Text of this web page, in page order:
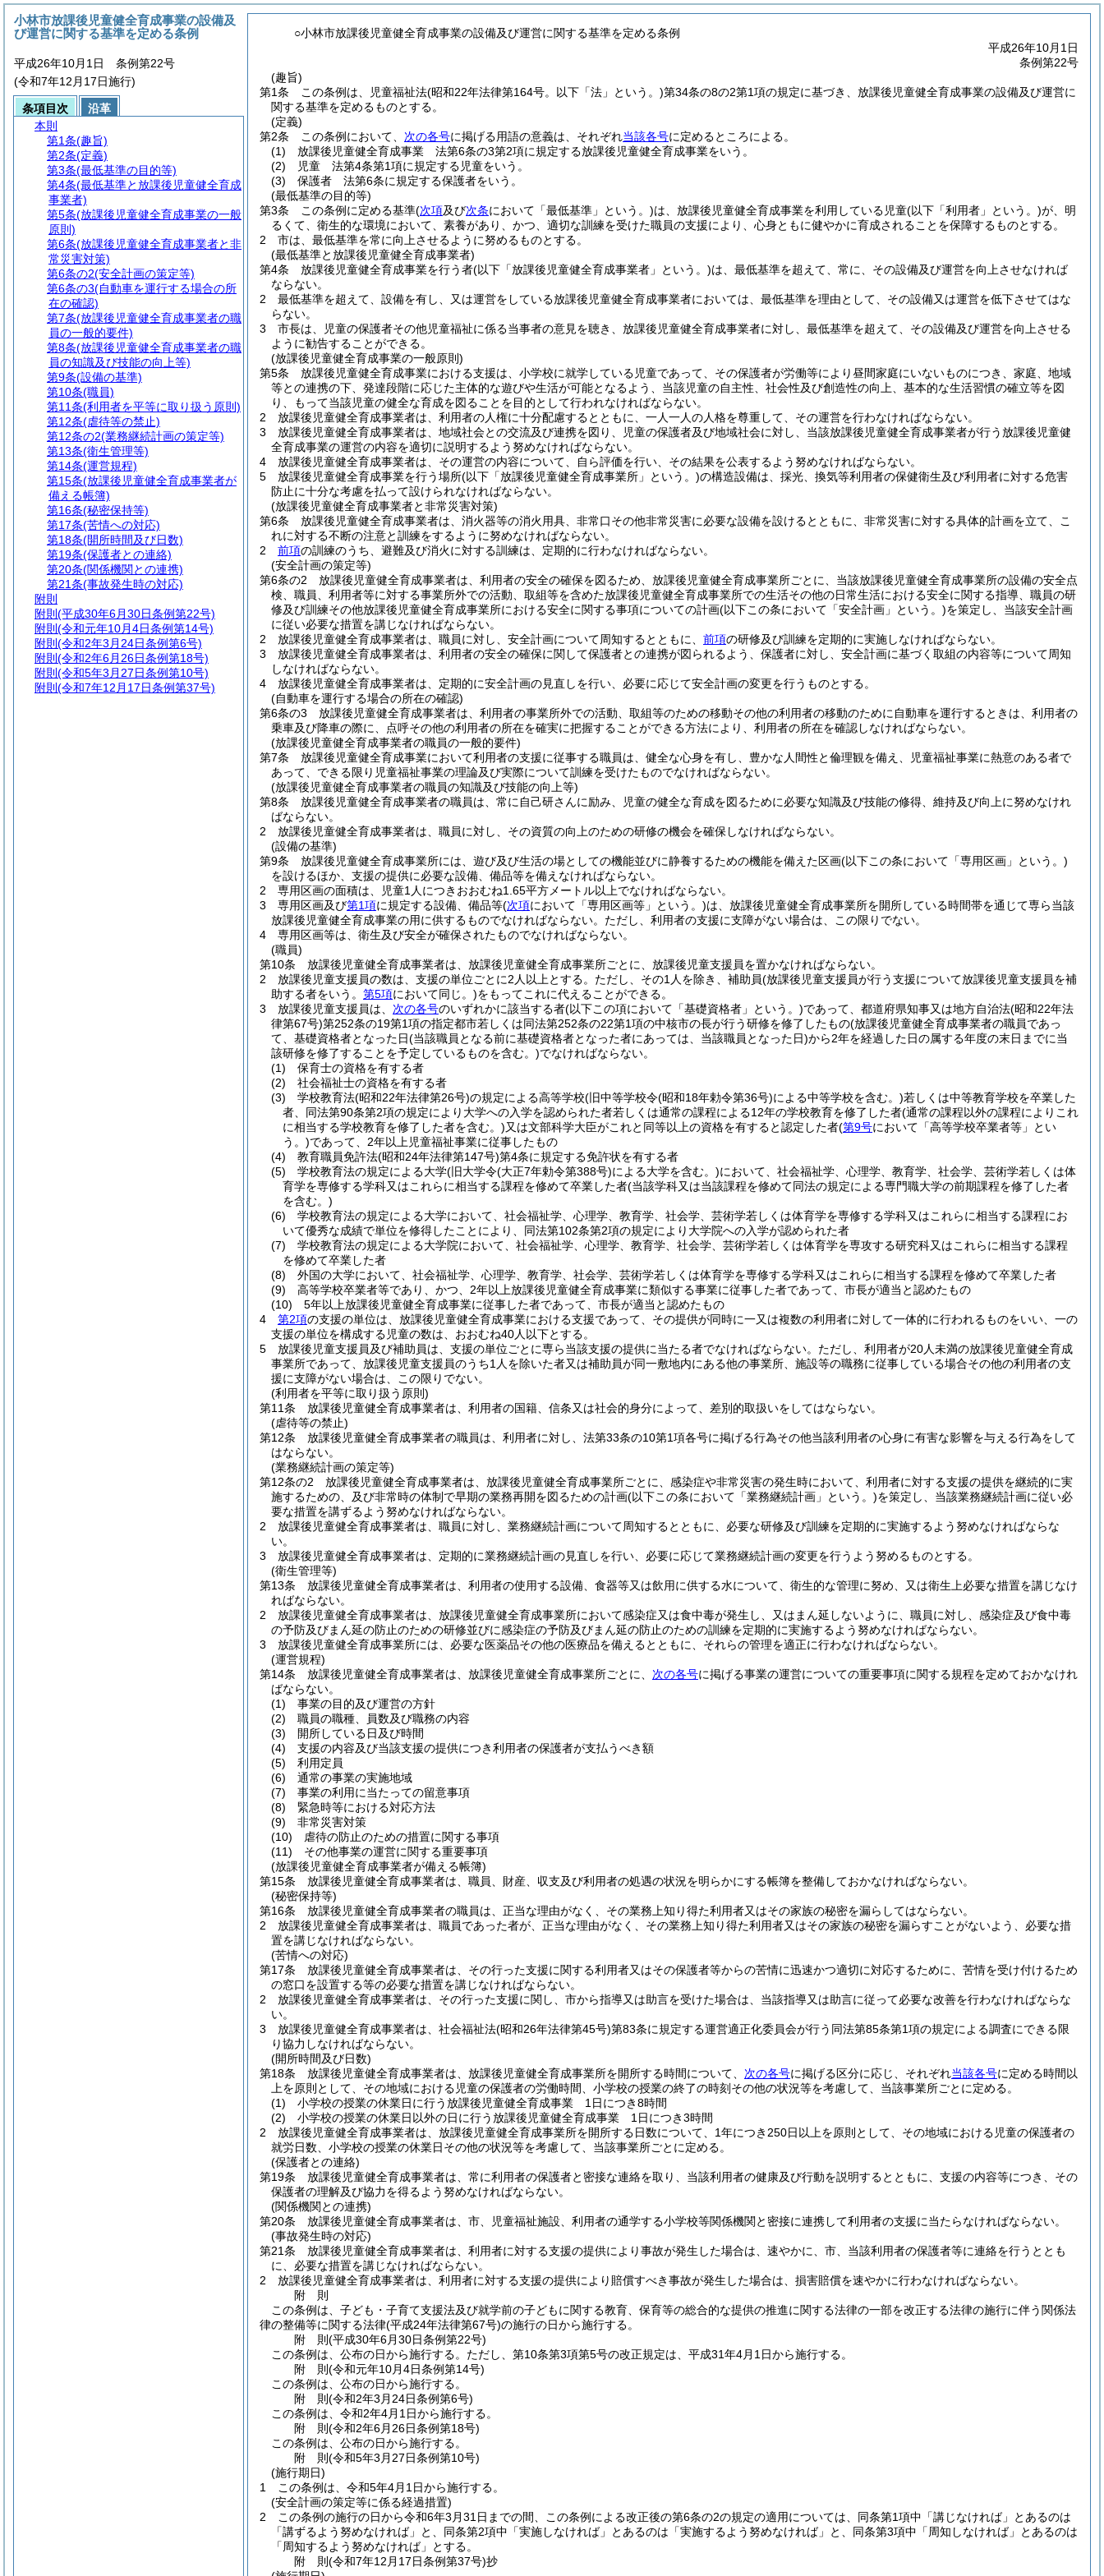
○小林市放課後児童健全育成事業の設備及び運営に関する基準を定める条例
平成26年10月1日
条例第22号
(趣旨)
第1条
この条例は、児童福祉法(昭和22年法律第164号。以下「法」という。)第34条の8の2第1項の規定に基づき、放課後児童健全育成事業の設備及び運営に
関する基準を定めるものとする。
(定義)
第2条
この条例において、 次の各号に掲げる用語の意義は、それぞれ当該各号に定めるところによる。
(1)
放課後児童健全育成事業 法第6条の3第2項に規定する放課後児童健全育成事業をいう。
(2)
児童 法第4条第1項に規定する児童をいう。
(3)
保護者 法第6条に規定する保護者をいう。
(最低基準の目的等)
第3条
この条例に定める基準(次項及び次条において「最低基準」という。)は、放課後児童健全育成事業を利用している児童(以下「利用者」という。)が、明
るくて、衛生的な環境において、素養があり、かつ、適切な訓練を受けた職員の支援により、心身ともに健やかに育成されることを保障するものとする。
2
市は、最低基準を常に向上させるように努めるものとする。
(最低基準と放課後児童健全育成事業者)
第4条
放課後児童健全育成事業を行う者(以下「放課後児童健全育成事業者」という。)は、最低基準を超えて、常に、その設備及び運営を向上させなければ
ならない。
2
最低基準を超えて、設備を有し、又は運営をしている放課後児童健全育成事業者においては、最低基準を理由として、その設備又は運営を低下させてはな
らない。
3
市長は、児童の保護者その他児童福祉に係る当事者の意見を聴き、放課後児童健全育成事業者に対し、最低基準を超えて、その設備及び運営を向上させる
ように勧告することができる。
(放課後児童健全育成事業の一般原則)
第5条
放課後児童健全育成事業における支援は、小学校に就学している児童であって、その保護者が労働等により昼間家庭にいないものにつき、家庭、地域
等との連携の下、発達段階に応じた主体的な遊びや生活が可能となるよう、当該児童の自主性、社会性及び創造性の向上、基本的な生活習慣の確立等を図
り、もって当該児童の健全な育成を図ることを目的として行われなければならない。
2
放課後児童健全育成事業者は、利用者の人権に十分配慮するとともに、一人一人の人格を尊重して、その運営を行わなければならない。
3
放課後児童健全育成事業者は、地域社会との交流及び連携を図り、児童の保護者及び地域社会に対し、当該放課後児童健全育成事業者が行う放課後児童健
全育成事業の運営の内容を適切に説明するよう努めなければならない。
4
放課後児童健全育成事業者は、その運営の内容について、自ら評価を行い、その結果を公表するよう努めなければならない。
5
放課後児童健全育成事業を行う場所(以下「放課後児童健全育成事業所」という。)の構造設備は、採光、換気等利用者の保健衛生及び利用者に対する危害
防止に十分な考慮を払って設けられなければならない。
(放課後児童健全育成事業者と非常災害対策)
第6条
放課後児童健全育成事業者は、消火器等の消火用具、非常口その他非常災害に必要な設備を設けるとともに、非常災害に対する具体的計画を立て、こ
れに対する不断の注意と訓練をするように努めなければならない。
2
前項の訓練のうち、避難及び消火に対する訓練は、定期的に行わなければならない。
(安全計画の策定等)
第6条の2
放課後児童健全育成事業者は、利用者の安全の確保を図るため、放課後児童健全育成事業所ごとに、当該放課後児童健全育成事業所の設備の安全点
検、職員、利用者等に対する事業所外での活動、取組等を含めた放課後児童健全育成事業所での生活その他の日常生活における安全に関する指導、職員の研
修及び訓練その他放課後児童健全育成事業所における安全に関する事項についての計画(以下この条において「安全計画」という。)を策定し、当該安全計画
に従い必要な措置を講じなければならない。
2
放課後児童健全育成事業者は、職員に対し、安全計画について周知するとともに、 前項の研修及び訓練を定期的に実施しなければならない。
3
放課後児童健全育成事業者は、利用者の安全の確保に関して保護者との連携が図られるよう、保護者に対し、安全計画に基づく取組の内容等について周知
しなければならない。
4
放課後児童健全育成事業者は、定期的に安全計画の見直しを行い、必要に応じて安全計画の変更を行うものとする。
(自動車を運行する場合の所在の確認)
第6条の3
放課後児童健全育成事業者は、利用者の事業所外での活動、取組等のための移動その他の利用者の移動のために自動車を運行するときは、利用者の
乗車及び降車の際に、点呼その他の利用者の所在を確実に把握することができる方法により、利用者の所在を確認しなければならない。
(放課後児童健全育成事業者の職員の一般的要件)
第7条
放課後児童健全育成事業において利用者の支援に従事する職員は、健全な心身を有し、豊かな人間性と倫理観を備え、児童福祉事業に熱意のある者で
あって、できる限り児童福祉事業の理論及び実際について訓練を受けたものでなければならない。
(放課後児童健全育成事業者の職員の知識及び技能の向上等)
第8条
放課後児童健全育成事業者の職員は、常に自己研さんに励み、児童の健全な育成を図るために必要な知識及び技能の修得、維持及び向上に努めなけれ
ばならない。
2
放課後児童健全育成事業者は、職員に対し、その資質の向上のための研修の機会を確保しなければならない。
(設備の基準)
第9条
放課後児童健全育成事業所には、遊び及び生活の場としての機能並びに静養するための機能を備えた区画(以下この条において「専用区画」という。)
を設けるほか、支援の提供に必要な設備、備品等を備えなければならない。
2
専用区画の面積は、児童1人につきおおむね1.65平方メートル以上でなければならない。
3
専用区画及び第1項に規定する設備、備品等(次項において「専用区画等」という。)は、放課後児童健全育成事業所を開所している時間帯を通じて専ら当該
放課後児童健全育成事業の用に供するものでなければならない。 ただし、利用者の支援に支障がない場合は、この限りでない。
4
専用区画等は、衛生及び安全が確保されたものでなければならない。
(職員)
第10条
放課後児童健全育成事業者は、放課後児童健全育成事業所ごとに、放課後児童支援員を置かなければならない。
2
放課後児童支援員の数は、支援の単位ごとに2人以上とする。 ただし、その1人を除き、補助員(放課後児童支援員が行う支援について放課後児童支援員を補
助する者をいう。 第5項において同じ。)をもってこれに代えることができる。
3
放課後児童支援員は、 次の各号のいずれかに該当する者(以下この項において「基礎資格者」という。)であって、都道府県知事又は地方自治法(昭和22年法
律第67号)第252条の19第1項の指定都市若しくは同法第252条の22第1項の中核市の長が行う研修を修了したもの(放課後児童健全育成事業者の職員であっ
て、基礎資格者となった日(当該職員となる前に基礎資格者となった者にあっては、当該職員となった日)から2年を経過した日の属する年度の末日までに当
該研修を修了することを予定しているものを含む。)でなければならない。
(1)
保育士の資格を有する者
(2)
社会福祉士の資格を有する者
(3)
学校教育法(昭和22年法律第26号)の規定による高等学校(旧中等学校令(昭和18年勅令第36号)による中等学校を含む。)若しくは中等教育学校を卒業した
者、同法第90条第2項の規定により大学への入学を認められた者若しくは通常の課程による12年の学校教育を修了した者(通常の課程以外の課程によりこれ
に相当する学校教育を修了した者を含む。)又は文部科学大臣がこれと同等以上の資格を有すると認定した者(第9号において「高等学校卒業者等」とい
う。)であって、2年以上児童福祉事業に従事したもの
(4)
教育職員免許法(昭和24年法律第147号)第4条に規定する免許状を有する者
(5)
学校教育法の規定による大学(旧大学令(大正7年勅令第388号)による大学を含む。)において、社会福祉学、心理学、教育学、社会学、芸術学若しくは体
育学を専修する学科又はこれらに相当する課程を修めて卒業した者(当該学科又は当該課程を修めて同法の規定による専門職大学の前期課程を修了した者
を含む。)
(6)
学校教育法の規定による大学において、社会福祉学、心理学、教育学、社会学、芸術学若しくは体育学を専修する学科又はこれらに相当する課程にお
いて優秀な成績で単位を修得したことにより、同法第102条第2項の規定により大学院への入学が認められた者
(7)
学校教育法の規定による大学院において、社会福祉学、心理学、教育学、社会学、芸術学若しくは体育学を専攻する研究科又はこれらに相当する課程
を修めて卒業した者
(8)
外国の大学において、社会福祉学、心理学、教育学、社会学、芸術学若しくは体育学を専修する学科又はこれらに相当する課程を修めて卒業した者
(9)
高等学校卒業者等であり、かつ、2年以上放課後児童健全育成事業に類似する事業に従事した者であって、市長が適当と認めたもの
(10)
5年以上放課後児童健全育成事業に従事した者であって、市長が適当と認めたもの
4
第2項の支援の単位は、放課後児童健全育成事業における支援であって、その提供が同時に一又は複数の利用者に対して一体的に行われるものをいい、一の
支援の単位を構成する児童の数は、おおむね40人以下とする。
5
放課後児童支援員及び補助員は、支援の単位ごとに専ら当該支援の提供に当たる者でなければならない。 ただし、利用者が20人未満の放課後児童健全育成
事業所であって、放課後児童支援員のうち1人を除いた者又は補助員が同一敷地内にある他の事業所、施設等の職務に従事している場合その他の利用者の支
援に支障がない場合は、この限りでない。
(利用者を平等に取り扱う原則)
第11条
放課後児童健全育成事業者は、利用者の国籍、信条又は社会的身分によって、差別的取扱いをしてはならない。
(虐待等の禁止)
第12条
放課後児童健全育成事業者の職員は、利用者に対し、法第33条の10第1項各号に掲げる行為その他当該利用者の心身に有害な影響を与える行為をして
はならない。
(業務継続計画の策定等)
第12条の2
放課後児童健全育成事業者は、放課後児童健全育成事業所ごとに、感染症や非常災害の発生時において、利用者に対する支援の提供を継続的に実
施するための、及び非常時の体制で早期の業務再開を図るための計画(以下この条において「業務継続計画」という。)を策定し、当該業務継続計画に従い必
要な措置を講ずるよう努めなければならない。
2
放課後児童健全育成事業者は、職員に対し、業務継続計画について周知するとともに、必要な研修及び訓練を定期的に実施するよう努めなければならな
い。
3
放課後児童健全育成事業者は、定期的に業務継続計画の見直しを行い、必要に応じて業務継続計画の変更を行うよう努めるものとする。
(衛生管理等)
第13条
放課後児童健全育成事業者は、利用者の使用する設備、食器等又は飲用に供する水について、衛生的な管理に努め、又は衛生上必要な措置を講じなけ
ればならない。
2
放課後児童健全育成事業者は、放課後児童健全育成事業所において感染症又は食中毒が発生し、又はまん延しないように、職員に対し、感染症及び食中毒
の予防及びまん延の防止のための研修並びに感染症の予防及びまん延の防止のための訓練を定期的に実施するよう努めなければならない。
3
放課後児童健全育成事業所には、必要な医薬品その他の医療品を備えるとともに、それらの管理を適正に行わなければならない。
(運営規程)
第14条
放課後児童健全育成事業者は、放課後児童健全育成事業所ごとに、 次の各号に掲げる事業の運営についての重要事項に関する規程を定めておかなけれ
ばならない。
(1)
事業の目的及び運営の方針
(2)
職員の職種、員数及び職務の内容
(3)
開所している日及び時間
(4)
支援の内容及び当該支援の提供につき利用者の保護者が支払うべき額
(5)
利用定員
(6)
通常の事業の実施地域
(7)
事業の利用に当たっての留意事項
(8)
緊急時等における対応方法
(9)
非常災害対策
(10)
虐待の防止のための措置に関する事項
(11)
その他事業の運営に関する重要事項
(放課後児童健全育成事業者が備える帳簿)
第15条
放課後児童健全育成事業者は、職員、財産、収支及び利用者の処遇の状況を明らかにする帳簿を整備しておかなければならない。
(秘密保持等)
第16条
放課後児童健全育成事業者の職員は、正当な理由がなく、その業務上知り得た利用者又はその家族の秘密を漏らしてはならない。
2
放課後児童健全育成事業者は、職員であった者が、正当な理由がなく、その業務上知り得た利用者又はその家族の秘密を漏らすことがないよう、必要な措
置を講じなければならない。
(苦情への対応)
第17条
放課後児童健全育成事業者は、その行った支援に関する利用者又はその保護者等からの苦情に迅速かつ適切に対応するために、苦情を受け付けるため
の窓口を設置する等の必要な措置を講じなければならない。
2
放課後児童健全育成事業者は、その行った支援に関し、市から指導又は助言を受けた場合は、当該指導又は助言に従って必要な改善を行わなければならな
い。
3
放課後児童健全育成事業者は、社会福祉法(昭和26年法律第45号)第83条に規定する運営適正化委員会が行う同法第85条第1項の規定による調査にできる限
り協力しなければならない。
(開所時間及び日数)
第18条
放課後児童健全育成事業者は、放課後児童健全育成事業所を開所する時間について、 次の各号に掲げる区分に応じ、それぞれ当該各号に定める時間以
上を原則として、その地域における児童の保護者の労働時間、小学校の授業の終了の時刻その他の状況等を考慮して、当該事業所ごとに定める。
(1)
小学校の授業の休業日に行う放課後児童健全育成事業 1日につき8時間
(2)
小学校の授業の休業日以外の日に行う放課後児童健全育成事業 1日につき3時間
2
放課後児童健全育成事業者は、放課後児童健全育成事業所を開所する日数について、1年につき250日以上を原則として、その地域における児童の保護者の
就労日数、小学校の授業の休業日その他の状況等を考慮して、当該事業所ごとに定める。
(保護者との連絡)
第19条
放課後児童健全育成事業者は、常に利用者の保護者と密接な連絡を取り、当該利用者の健康及び行動を説明するとともに、支援の内容等につき、その
保護者の理解及び協力を得るよう努めなければならない。
(関係機関との連携)
第20条
放課後児童健全育成事業者は、市、児童福祉施設、利用者の通学する小学校等関係機関と密接に連携して利用者の支援に当たらなければならない。
(事故発生時の対応)
第21条
放課後児童健全育成事業者は、利用者に対する支援の提供により事故が発生した場合は、速やかに、市、当該利用者の保護者等に連絡を行うととも
に、必要な措置を講じなければならない。
2
放課後児童健全育成事業者は、利用者に対する支援の提供により賠償すべき事故が発生した場合は、損害賠償を速やかに行わなければならない。
附 則
この条例は、子ども・子育て支援法及び就学前の子どもに関する教育、保育等の総合的な提供の推進に関する法律の一部を改正する法律の施行に伴う関係法
律の整備等に関する法律(平成24年法律第67号)の施行の日から施行する。
附 則(平成30年6月30日条例第22号)
この条例は、公布の日から施行する。 ただし、第10条第3項第5号の改正規定は、平成31年4月1日から施行する。
附 則(令和元年10月4日条例第14号)
この条例は、公布の日から施行する。
附 則(令和2年3月24日条例第6号)
この条例は、令和2年4月1日から施行する。
附 則(令和2年6月26日条例第18号)
この条例は、公布の日から施行する。
附 則(令和5年3月27日条例第10号)
(施行期日)
1
この条例は、令和5年4月1日から施行する。
(安全計画の策定等に係る経過措置)
2
この条例の施行の日から令和6年3月31日までの間、この条例による改正後の第6条の2の規定の適用については、同条第1項中「講じなければ」とあるのは
「講ずるよう努めなければ」と、同条第2項中「実施しなければ」とあるのは「実施するよう努めなければ」と、同条第3項中「周知しなければ」とあるのは
「周知するよう努めなければ」とする。
附 則(令和7年12月17日条例第37号)抄
小林市放課後児童健全育成事業の設備及
び運営に関する基準を定める条例
平成26年10月1日 条例第22号
(令和7年12月17日施行)
条項目次
沿革
本則
第1条(趣旨)
第2条(定義)
第3条(最低基準の目的等)
第4条(最低基準と放課後児童健全育成
事業者)
第5条(放課後児童健全育成事業の一般
原則)
第6条(放課後児童健全育成事業者と非
常災害対策)
第6条の2(安全計画の策定等)
第6条の3(自動車を運行する場合の所
在の確認)
第7条(放課後児童健全育成事業者の職
員の一般的要件)
第8条(放課後児童健全育成事業者の職
員の知識及び技能の向上等)
第9条(設備の基準)
第10条(職員)
第11条(利用者を平等に取り扱う原則)
第12条(虐待等の禁止)
第12条の2(業務継続計画の策定等)
第13条(衛生管理等)
第14条(運営規程)
第15条(放課後児童健全育成事業者が
備える帳簿)
第16条(秘密保持等)
第17条(苦情への対応)
第18条(開所時間及び日数)
第19条(保護者との連絡)
第20条(関係機関との連携)
第21条(事故発生時の対応)
附則
附則 (平成30年6月30日条例第22号)
附則 (令和元年10月4日条例第14号)
附則 (令和2年3月24日条例第6号)
附則 (令和2年6月26日条例第18号)
附則 (令和5年3月27日条例第10号)
附則 (令和7年12月17日条例第37号)